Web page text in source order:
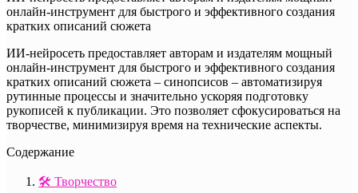
онлайн-инструмент для быстрого и эффективного создания
кратких описаний сюжета
ИИ-нейросеть предоставляет авторам и издателям мощный
онлайн-инструмент для быстрого и эффективного создания
кратких описаний сюжета – синопсисов – автоматизируя
рутинные процессы и значительно ускоряя подготовку
рукописей к публикации. Это позволяет сфокусироваться на
творчестве, минимизируя время на технические аспекты.
Содержание
🛠️ Творчество